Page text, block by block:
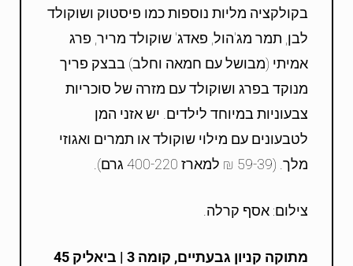
בקולקציה מליות נוספות כמו פיסטוק ושוקולד
לבן, תמר מג'הול, פאדג' שוקולד מריר, פרג
אמיתי (מבושל עם חמאה וחלב) בבצק פריך
מנוקד בפרג ושוקולד עם מזרה של סוכריות
צבעוניות במיוחד לילדים. יש אזני המן
לטבעונים עם מילוי שוקולד או תמרים ואגוזי
מלך. (59-39 ₪ למארז 400-220 גרם).
צילום: אסף קרלה.
מתוקה קניון גבעתיים, קומה 3 |
ביאליק 45